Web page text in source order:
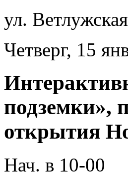
ул.
Четверг, 15
подземки»,
открытия
Нач. в 10-00